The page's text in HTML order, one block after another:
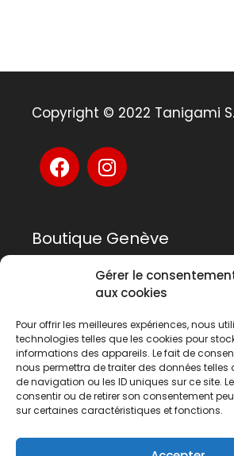
Gérer le
aux cookies
Pour offrir les meilleures expériences, nous
technologies telles que les cookies pour
informations des appareils. Le fait de
nous permettra de traiter des données
de navigation ou les ID uniques sur ce site.
consentir ou de retirer son consentement
sur certaines caractéristiques et fonctions.
Copyright © 2022 Tanigami
Boutique Genève
Rue Rousseau 14
022 741 03 33
geneve@tanigami.com
Boutique Lausanne